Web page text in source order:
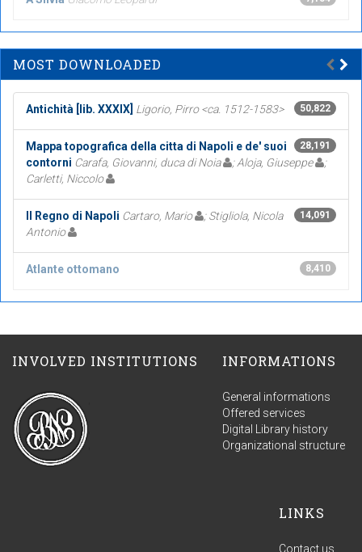
MOST DOWNLOADED
50,822
Antichità [lib. XXXIX] Ligorio, Pirro <ca. 1512-1583>
28,191
Mappa topografica della citta di Napoli e de' suoi
contorni Carafa, Giovanni, duca di Noia ; Aloja, Giuseppe
;
Carletti, Niccolo
14,091
Il Regno di Napoli Cartaro, Mario
; Stigliola, Nicola
Antonio
8,410
Atlante ottomano
INVOLVED INSTITUTIONS INFORMATIONS
General informations
Offered services
Digital Library history
Organizational structure
LINKS
Contact us